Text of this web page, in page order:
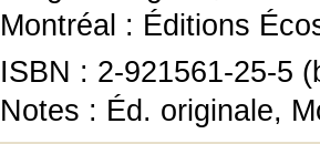
Montréal : Éditions
ISBN : 2-921561-25-5
Notes : Éd. originale,